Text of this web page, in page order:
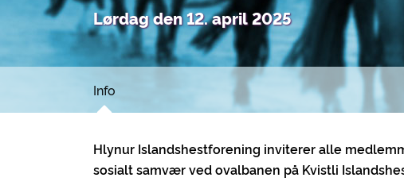
Lørdag den 12. april 2025
Info
Hlynur Islandshestforening inviterer alle
sosialt samvær ved ovalbanen på Kvistli